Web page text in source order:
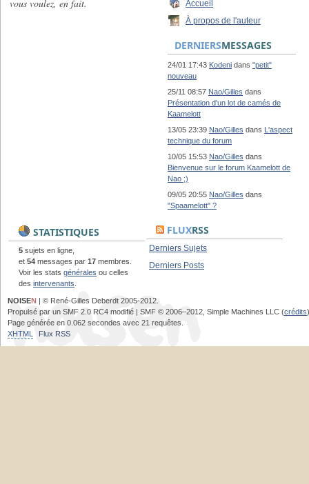
vous voulez, en fait.
Accueil
À propos de l'auteur
DERNIERSMESSAGES
24/01 17:43 Kodeni dans "petit"
nouveau
25/11 08:57 Nao/Gilles dans
Présentation d'un lot de camés de
Kaamelott
13/05 23:39 Nao/Gilles dans L'aspect
technique du forum
10/05 15:53 Nao/Gilles dans
Bienvenue sur le forum Kaamelott de
Nao ;)
09/05 20:55 Nao/Gilles dans
"Spaamelott" ?
STATISTIQUES
5 sujets en ligne,
et 54 messages par 17 membres.
Voir les stats générales ou celles
des intervenants
FLUXRSS
Derniers Sujets
Derniers Posts
NOISEN | © René-Gilles Deberdt 2005-2012.
Propulsé par un SMF 2.0 RC4 modifié | SMF © 2006–2012, Simple Machines LLC (crédits)
Page générée en 0.062 secondes avec 21 requêtes.
XHTML
Flux RSS